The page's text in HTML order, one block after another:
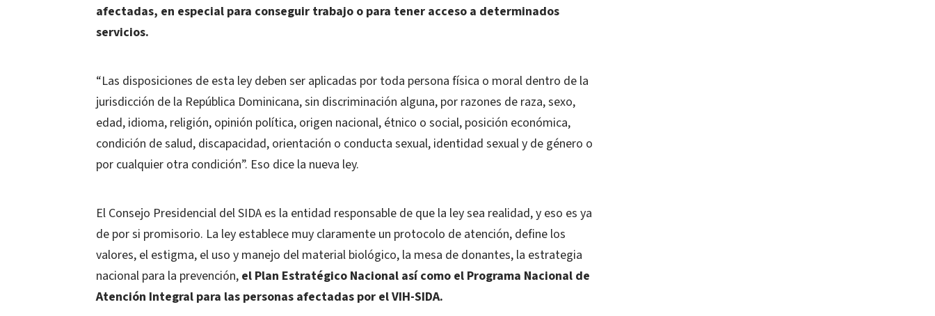
afectadas, en especial para conseguir trabajo o para tener acceso a determinados
servicios.
“Las disposiciones de esta ley deben ser aplicadas por toda persona física o moral dentro de la
jurisdicción de la República Dominicana, sin discriminación alguna, por razones de raza, sexo,
edad, idioma, religión, opinión política, origen nacional, étnico o social, posición económica,
condición de salud, discapacidad, orientación o conducta sexual, identidad sexual y de género o
por cualquier otra condición”. Eso dice la nueva ley.
El Consejo Presidencial del SIDA es la entidad responsable de que la ley sea realidad, y eso es ya
de por si promisorio. La ley establece muy claramente un protocolo de atención, define los
valores, el estigma, el uso y manejo del material biológico, la mesa de donantes, la estrategia
nacional para la prevención, el Plan Estratégico Nacional así como el Programa Nacional de
Atención Integral para las personas afectadas por el VIH-SIDA.